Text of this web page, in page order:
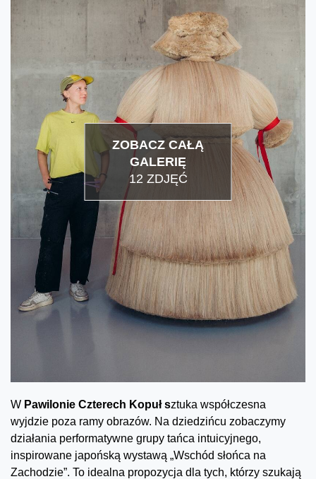
ZOBACZ CAŁĄ
GALERIĘ
12 ZDJĘĆ
W Pawilonie Czterech Kopuł sztuka współczesna
wyjdzie poza ramy obrazów. Na dziedzińcu zobaczymy
działania performatywne grupy tańca intuicyjnego,
inspirowane japońską wystawą „Wschód słońca na
Zachodzie”. To idealna propozycja dla tych, którzy szukają